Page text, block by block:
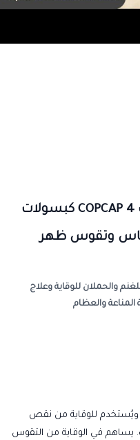
مكمل نحاس للغنم كوب كاب COPCAP 4 كبسولات
وتقوس ظهر
للغنم والحملان للوقاية وعلاج
والعظام
ويُستخدم للوقاية من نقص
يساهم في الوقاية من التقوس